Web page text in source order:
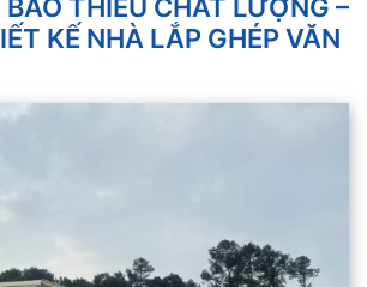
THIẾU CHẤT LƯỢNG –
KẾ NHÀ LẮP GHÉP VĂN